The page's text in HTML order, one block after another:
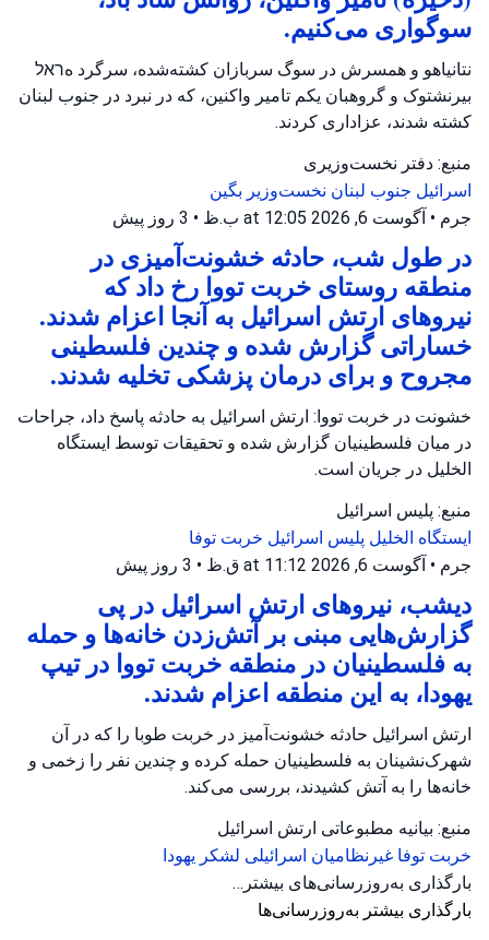
سوگواری می‌کنیم.
نتانیاهو و همسرش در سوگ سربازان کشته‌شده، سرگرد هראל
بیرنشتوک و گروهبان یکم تامیر واکنین، که در نبرد در جنوب لبنان
کشته شدند، عزاداری کردند.
منبع: دفتر نخست‌وزیری
اسرائیل جنوب لبنان نخست‌وزیر بگین
جرم • آگوست 6, 2026 at 12:05 ب.ظ • 3 روز پیش
در طول شب، حادثه خشونت‌آمیزی در
منطقه روستای خربت تووا رخ داد که
نیروهای ارتش اسرائیل به آنجا اعزام شدند.
خساراتی گزارش شده و چندین فلسطینی
مجروح و برای درمان پزشکی تخلیه شدند.
خشونت در خربت تووا: ارتش اسرائیل به حادثه پاسخ داد، جراحات
در میان فلسطینیان گزارش شده و تحقیقات توسط ایستگاه
الخلیل در جریان است.
منبع: پلیس اسرائیل
ایستگاه الخلیل پلیس اسرائیل خربت توفا
جرم • آگوست 6, 2026 at 11:12 ق.ظ • 3 روز پیش
دیشب، نیروهای ارتش اسرائیل در پی
گزارش‌هایی مبنی بر آتش‌زدن خانه‌ها و حمله
به فلسطینیان در منطقه خربت تووا در تیپ
یهودا، به این منطقه اعزام شدند.
ارتش اسرائیل حادثه خشونت‌آمیز در خربت طوبا را که در آن
شهرک‌نشینان به فلسطینیان حمله کرده و چندین نفر را زخمی و
خانه‌ها را به آتش کشیدند، بررسی می‌کند.
منبع: بیانیه مطبوعاتی ارتش اسرائیل
خربت توفا غیرنظامیان اسرائیلی لشکر یهودا
بارگذاری به‌روزرسانی‌های بیشتر…
بارگذاری بیشتر به‌روزرسانی‌ها